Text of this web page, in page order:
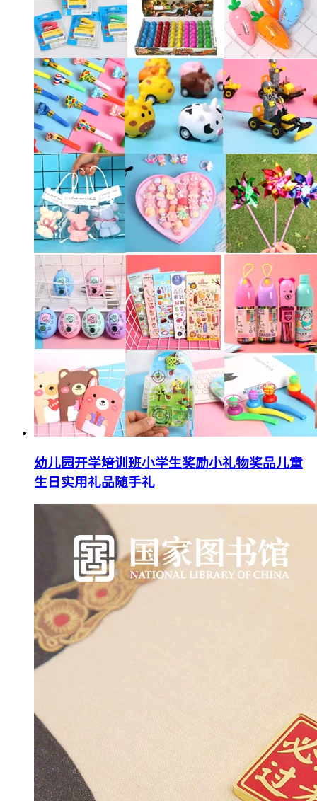
幼儿园开学培训班小学生奖励小礼物奖品儿童
生日实用礼品随手礼